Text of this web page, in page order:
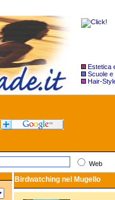
Estetica
Scuole e
Hair-
Web
Birdwatching nel Mugello